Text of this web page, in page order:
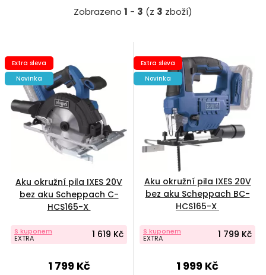
Zobrazeno 1 - 3 (z 3 zboží)
Extra sleva
Novinka
Aku okružní pila IXES 20V
bez aku Scheppach C-
HCS165-X
S kuponem
EXTRA 1 619 Kč
1 799 Kč
Extra sleva
Novinka
Aku okružní pila IXES 20V
bez aku Scheppach BC-
HCS165-X
S kuponem
EXTRA 1 799 Kč
1 999 Kč